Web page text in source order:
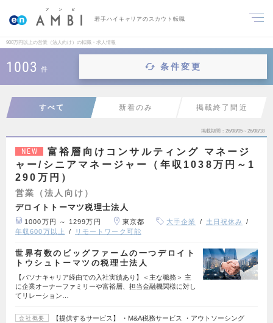
若手ハイキャリアのスカウト転職
900万円以上の営業（法人向け）の転職・求人情報
1003 件 条件変更
すべて 新着のみ 掲載終了間近
掲載期間 26/08/05～26/08/18
NEW
富裕層向けコンサルティング マネージ
ャー/シニアマネージャー（年収1038万円～1
290万円）
営業（法人向け）
デロイトトーマツ税理士法人
1000万円 ～ 1299万円 東京都 大手企業
土日祝休み
年収600万以上
リモートワーク可能
世界有数のビッグファームの一つデロイト
トウシュトーマツの税理士法人
【パソナキャリア経由での入社実績あり】＜主な職務＞ 主
に企業オーナーファミリーや富裕層、担当金融機関様に対し
てリレーション…
会社概要
【提供するサービス】 ・M&A税務サービス ・アウトソーシング